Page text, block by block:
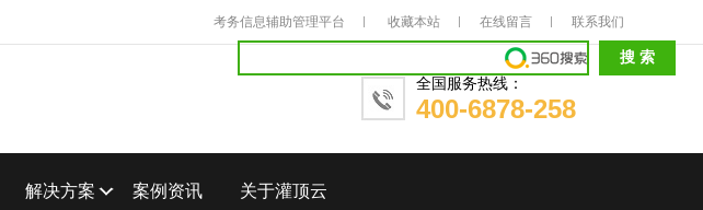
考务信息辅助管理平台 收藏本站 在线留言 联系我们
全国服务热线：
400-6878-258
解决方案 案例资讯 关于灌顶云